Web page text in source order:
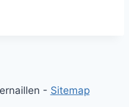
- Sitemap